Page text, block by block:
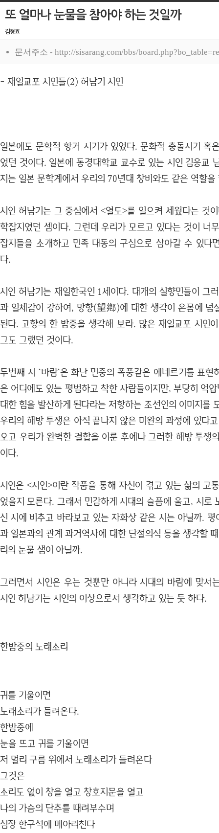
또 얼마나 눈물을 참아야 하는 것일까
김형효
문서주소 - http://sisarang.com/bbs/
- 재일교포 시인들(2) 허남기 시인
일본에도 문학적 항거 시기가 있었다. 문화적 충돌시기 혹
었던 것이다. 일본에 동경대학교 교수로 있는 시인 김응교
지는 일본 문학계에서 우리의 70년대 창비와도 같은 역할
시인 허남기는 그 중심에서 <열도>를 일으켜 세웠다는 것
학잡지였던 셈이다. 그런데 우리가 모르고 있다는 것이 너
잡지들을 소개하고 민족 대동의 구심으로 삼아갈 수 있다
다.
시인 허남기는 재일한국인 1세이다. 대개의 실향민들이 그
과 일체감이 강하여, 망향(望鄕)에 대한 생각이 온몸에 넘
된다. 고향의 한 밤중을 생각해 보라. 많은 재일교포 시인
그도 그랬던 것이다.
두번째 시 `바람`은 화난 민중의 폭풍같은 에네르기를 표
은 어디에도 있는 평범하고 착한 사람들이지만, 부당히 억
대한 힘을 발산하게 된다라는 저항하는 조선인의 이미지를
우리의 해방 투쟁은 아직 끝나지 않은 미완의 과정에 있다
오고 우리가 완벽한 결합을 이룬 후에나 그러한 해방 투쟁
이다.
시인은 <시인>이란 작품을 통해 자신이 겪고 있는 삶의 고
었을지 모른다. 그래서 민감하게 시대의 슬픔에 울고, 시로
신 시에 비추고 바라보고 있는 자화상 같은 시는 아닐까. 평
과 일본과의 관계 과거역사에 대한 단절의식 등을 생각할
리의 눈물 샘이 아닐까.
그러면서 시인은 우는 것뿐만 아니라 시대의 바람에 맞서
시인 허남기는 시인의 이상으로서 생각하고 있는 듯 하다.
한밤중의 노래소리
귀를 기울이면
노래소리가 들려온다.
한밤중에
눈을 뜨고 귀를 기울이면
저 멀리 구름 위에서 노래소리가 들려온다
그것은
소리도 없이 창을 열고 창호지문을 열고
나의 가슴의 단추를 때려부수며
심장 한구석에 메아리친다